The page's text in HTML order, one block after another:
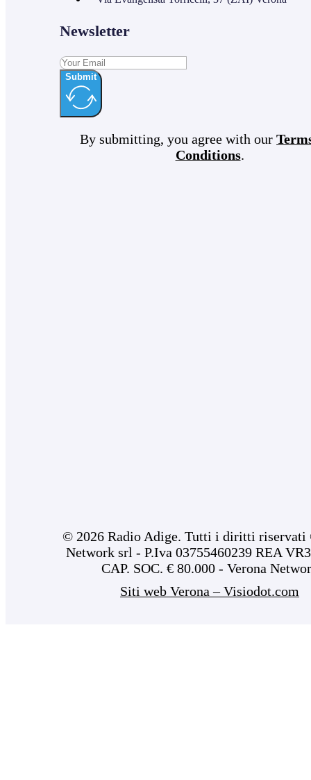
Newsletter
Submit
By submitting, you agree with our
Conditions.
© 2026 Radio Adige. Tutti i diritti riservati
Network srl - P.Iva 03755460239 REA
CAP. SOC. € 80.000 - Verona
Siti web Verona – Visiodot.com